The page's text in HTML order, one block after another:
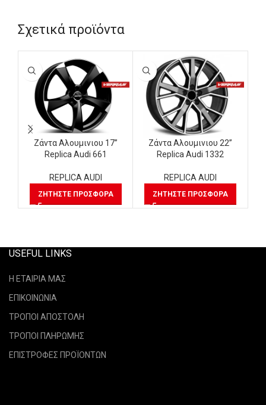
Σχετικά προϊόντα
Ζάντα Αλουμινιου 17”
Replica Audi 661
REPLICA AUDI
ΖΗΤΉΣΤΕ ΠΡΟΣΦΟΡΆ
Ζάντα Αλουμινιου 22”
Replica Audi 1332
REPLICA AUDI
ΖΗΤΉΣΤΕ ΠΡΟΣΦΟΡΆ
USEFUL LINKS
Η ΕΤΑΙΡΙΑ ΜΑΣ
ΕΠΙΚΟΙΝΩΝΙΑ
ΤΡΟΠΟΙ ΑΠΟΣΤΟΛΗ
ΤΡΟΠΟΙ ΠΛΗΡΩΜΗΣ
ΕΠΙΣΤΡΟΦΕΣ ΠΡΟΪΟΝΤΩΝ